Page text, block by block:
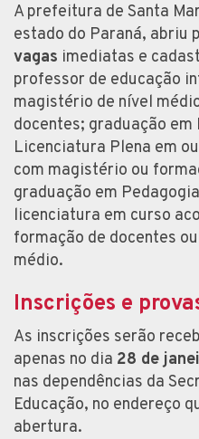
A prefeitura de Santa
estado do Paraná, abriu
vagas imediatas e
professor de educação
magistério de nível
docentes; graduação
Licenciatura Plena em
com magistério ou
graduação em
licenciatura em curso
formação de docentes
médio.
Inscrições e
As inscrições serão
apenas no dia 28 de
nas dependências da
Educação, no endereço
abertura.